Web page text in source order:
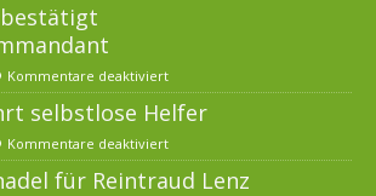
Kommentare deaktiviert
selbstlose Helfer
Kommentare deaktiviert
für Reintraud Lenz